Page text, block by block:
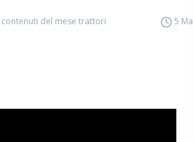
contenuti del mese trattori 5